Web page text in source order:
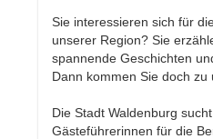
Sie interessieren sich für
unserer Region? Sie
spannende Geschichten
Dann kommen Sie doch zu
Die Stadt Waldenburg
Gästeführerinnen für die